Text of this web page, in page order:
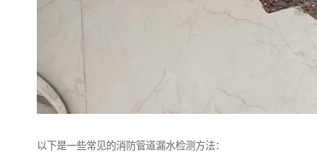
以下是一些常见的消防管道漏水检测方法：